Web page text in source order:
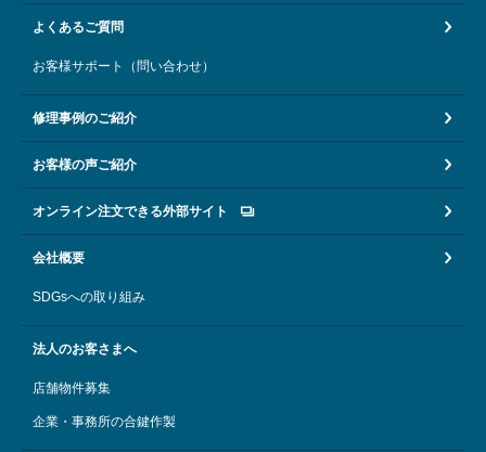
よくあるご質問
お客様サポート（問い合わせ）
修理事例のご紹介
お客様の声ご紹介
オンライン注文できる外部サイト
会社概要
SDGsへの取り組み
法人のお客さまへ
店舗物件募集
企業・事務所の合鍵作製